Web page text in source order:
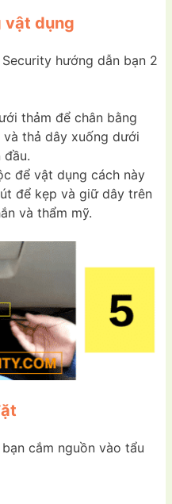
dụng
hướng dẫn bạn 2
thảm để chân bằng
thả dây xuống dưới
đầu.
để vật dụng cách này
để kẹp và giữ dây trên
và thẩm mỹ.
cắm nguồn vào tẩu